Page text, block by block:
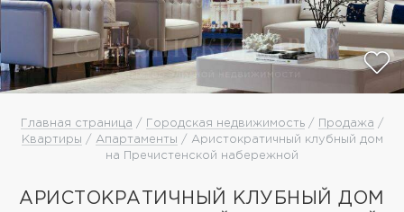
Главная страница / Городская недвижимость/ Продажа /
Квартиры / Апартаменты / Аристократичный клубный дом
на Пречистенской набережной
АРИСТОКРАТИЧНЫЙ КЛУБНЫЙ ДОМ